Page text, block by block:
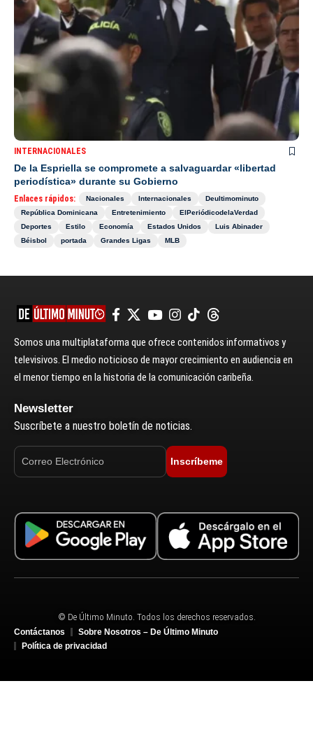
INTERNACIONALES
De la Espriella se compromete a salvaguardar «libertad
periodística» durante su Gobierno
Enlaces rápidos: Nacionales Internacionales
Deultimominuto
República Dominicana
Entretenimiento
ElPeriódicodelaVerdad
Deportes
Estilo Economía Estados Unidos
Luis Abinader
Béisbol
portada Grandes Ligas MLB
Somos una multiplataforma que ofrece contenidos informativos y
televisivos. El medio noticioso de mayor crecimiento en audiencia en
el menor tiempo en la historia de la comunicación caribeña.
Newsletter
Suscríbete a nuestro boletín de noticias.
Inscríbeme
© De Último Minuto. Todos los derechos reservados.
Contáctanos
Sobre Nosotros – De Último Minuto
Política de privacidad